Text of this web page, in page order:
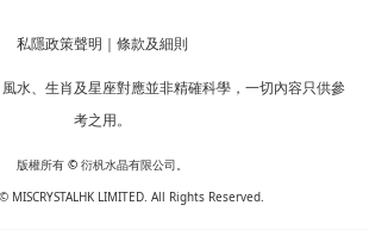
私隱政策聲明 ｜ 條款及細則
水、生肖及星座對應並非精確科學，一切內容只供參
考之用。
版權所有 © 衍杋水晶有限公司。
MISCRYSTALHK LIMITED. All Rights Reserved.